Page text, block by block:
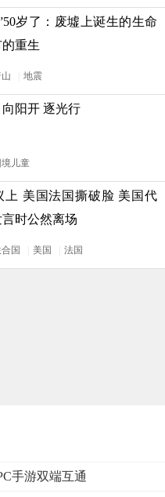
岁了：废墟上诞生的生命
重生
地震
阳开 逐光行
境儿童
上 美国法国撕破脸 美国代
时公然离场
国 美国 法国
手游双端互通